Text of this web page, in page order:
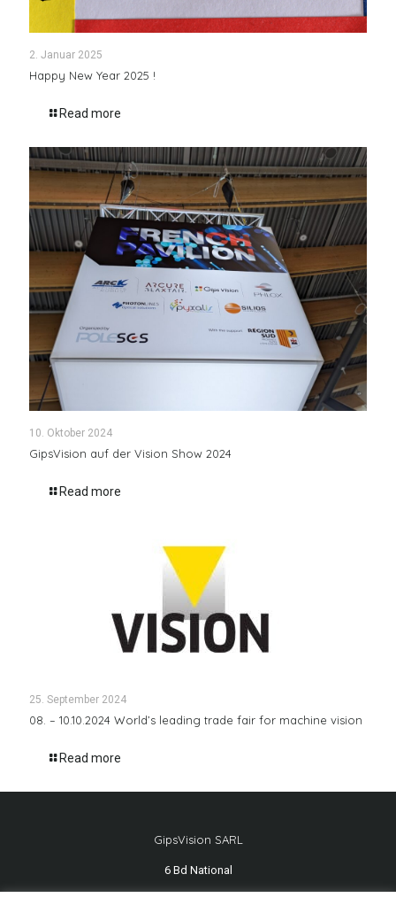
2. Januar 2025
Happy New Year 2025 !
Read more
10. Oktober 2024
GipsVision auf der Vision Show 2024
Read more
25. September 2024
08. – 10.10.2024 World’s leading trade fair for machine vision
Read more
GipsVision SARL
6 Bd National